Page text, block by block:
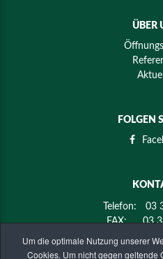
Um die optimale Nutzung unserer
Cookies. Um nicht gegen geltende
ÜBER
FOLGEN
Telefon:
03
FAX:
03